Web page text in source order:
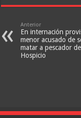
Anterior
En internación
menor acusado de
matar a pescador
Hospicio